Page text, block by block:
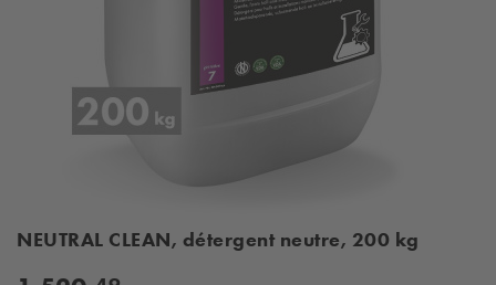
NEUTRAL CLEAN, détergent neutre, 200 kg